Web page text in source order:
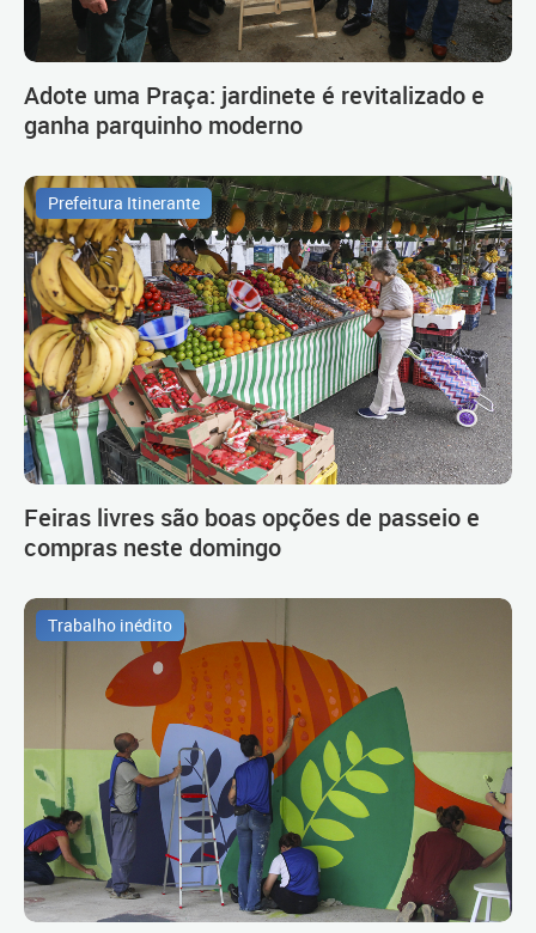
Adote uma Praça: jardinete é revitalizado e
ganha parquinho moderno
Prefeitura Itinerante
Feiras livres são boas opções de passeio e
compras neste domingo
Trabalho inédito